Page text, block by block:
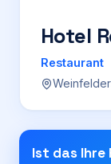
Preise
Für Firmen
Hotel
Restaurant
Ist das Ihre